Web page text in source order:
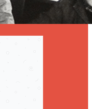
sociaux